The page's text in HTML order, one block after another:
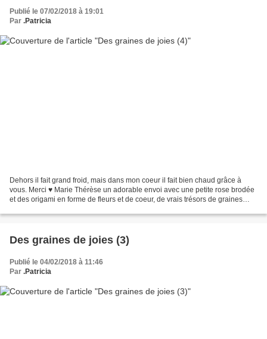
Publié le 07/02/2018 à 19:01
Par .Patricia
Dehors il fait grand froid, mais dans mon coeur il fait bien chaud grâce à
vous. Merci ♥ Marie Thérèse un adorable envoi avec une petite rose brodée
et des origami en forme de fleurs et de coeur, de vrais trésors de graines
Des graines de joies (3)
Publié le 04/02/2018 à 11:46
Par .Patricia